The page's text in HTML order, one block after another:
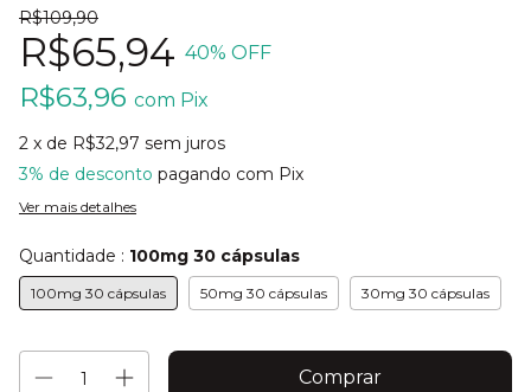
R$109,90
R$65,94 40% OFF
R$63,96 com Pix
2 x de R$32,97 sem juros
3% de desconto pagando com Pix
Ver mais detalhes
Quantidade : 100mg 30 cápsulas
100mg 30 cápsulas 50mg 30 cápsulas 30mg 30 cápsulas